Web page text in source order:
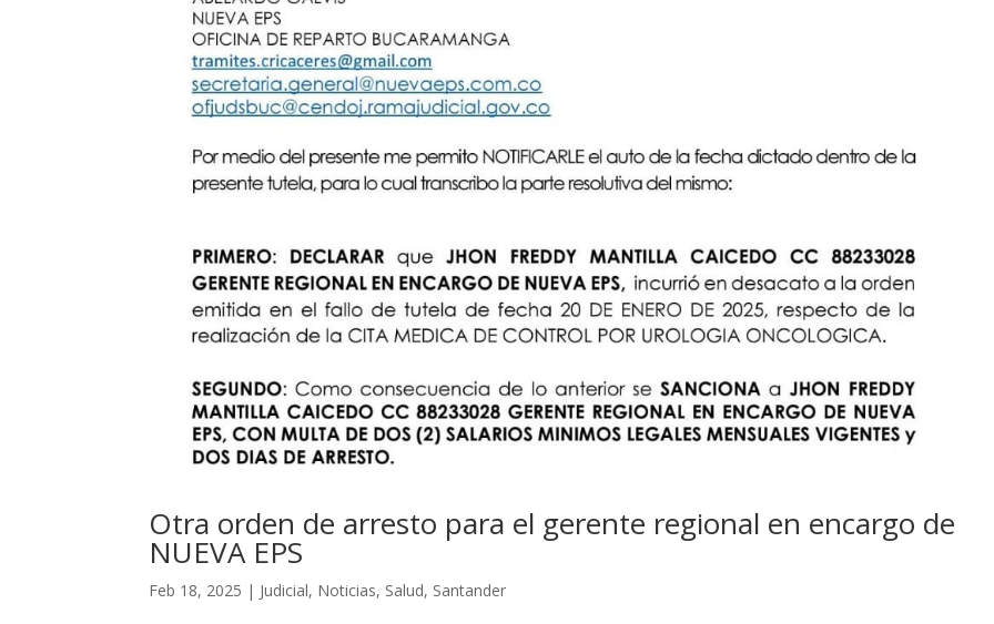
Otra orden de arresto para el gerente regional en encargo de
NUEVA EPS
Feb 18, 2025 | Judicial, Noticias, Salud, Santander